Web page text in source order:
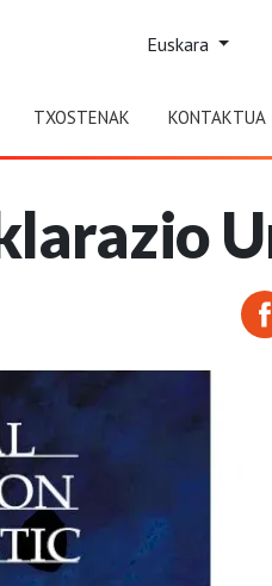
Euskara
TXOSTENAK KONTAKTUA